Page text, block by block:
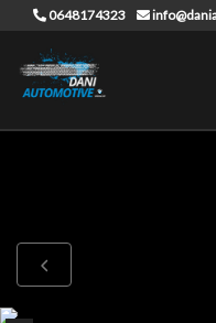
0648174323